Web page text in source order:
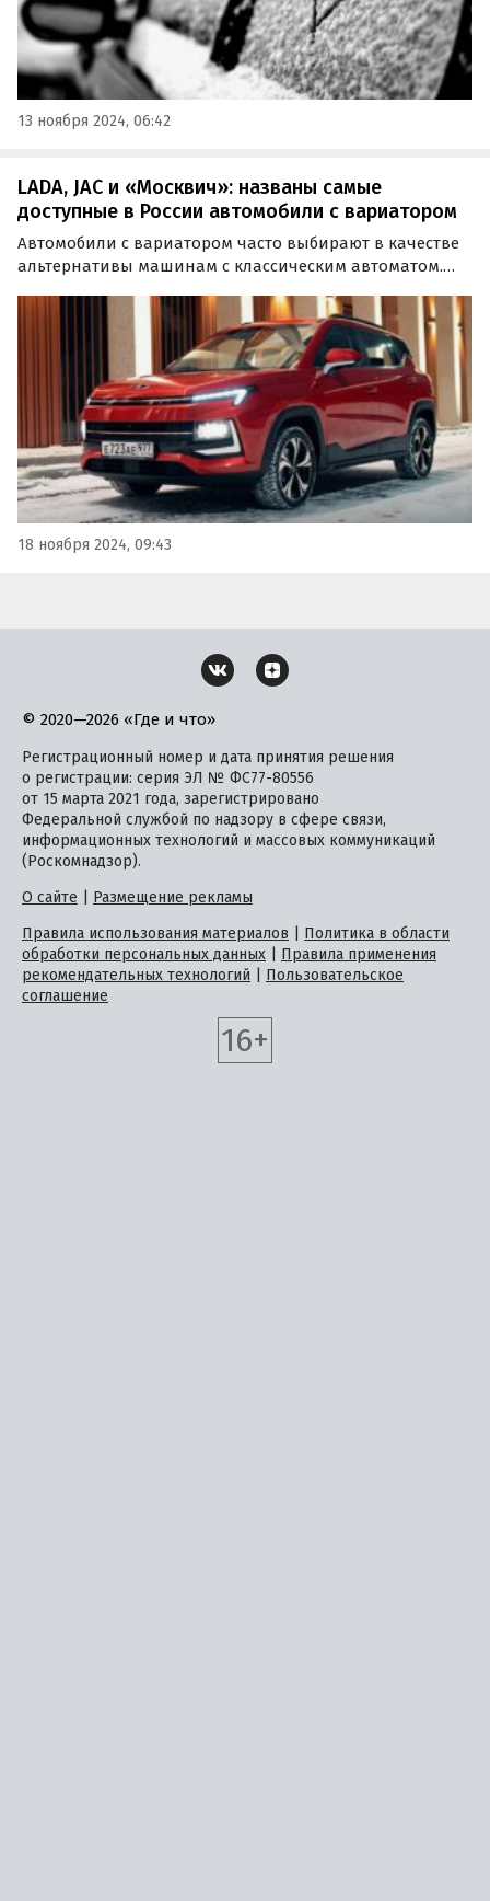
13 ноября 2024, 06:42
LADA, JAC и «Москвич»: названы самые
доступные в России автомобили с вариатором
Автомобили с вариатором часто выбирают в качестве
альтернативы машинам с классическим автоматом.
автомобилей стоимостью до 2 млн рублей с
бесступенчатой трансмиссией, при этом в список
18 ноября 2024, 09:43
© 2020—2026 «Где и что»
Регистрационный номер и дата принятия решения
о регистрации: серия ЭЛ № ФС77-80556
от 15 марта 2021 года, зарегистрировано
Федеральной службой по надзору в сфере связи,
информационных технологий и массовых коммуникаций
(Роскомнадзор).
О сайте
Размещение рекламы
Правила использования материалов
Политика в области
обработки персональных данных
Правила применения
рекомендательных технологий
Пользовательское
соглашение
16+